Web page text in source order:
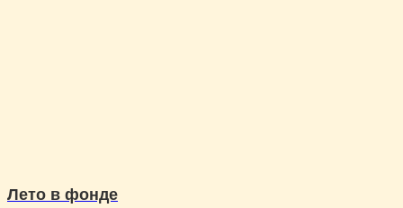
Лето в фонде